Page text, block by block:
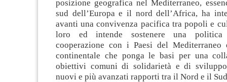
posizione geografica nel Mediterraneo,
sud dell’Europa e il nord dell’Africa, ha
avanti una convivenza pacifica tra popoli e
loro ed intende sostenere una politica
cooperazione con i Paesi del Mediterraneo
continentale che ponga le basi per una
obiettivi comuni di solidarietà e di
nuovi e più avanzati rapporti tra il Nord e il